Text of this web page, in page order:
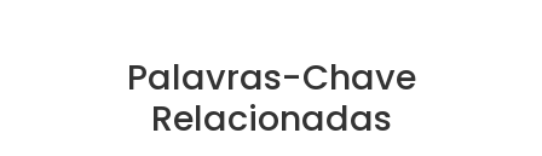
Palavras-Chave
Relacionadas